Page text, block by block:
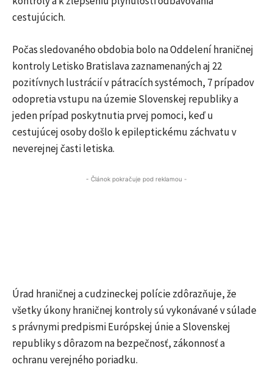
cestujúcich.
Počas sledovaného obdobia bolo na Oddelení hraničnej
kontroly Letisko Bratislava zaznamenaných aj 22
pozitívnych lustrácií v pátracích systémoch, 7 prípadov
odopretia vstupu na územie Slovenskej republiky a
jeden prípad poskytnutia prvej pomoci, keď u
cestujúcej osoby došlo k epileptickému záchvatu v
neverejnej časti letiska.
- Článok pokračuje pod reklamou -
Úrad hraničnej a cudzineckej polície zdôrazňuje, že
všetky úkony hraničnej kontroly sú vykonávané v súlade
s právnymi predpismi Európskej únie a Slovenskej
republiky s dôrazom na bezpečnosť, zákonnosť a
ochranu verejného poriadku.